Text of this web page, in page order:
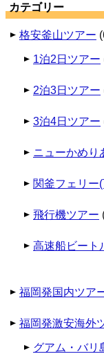
カテゴリー
格安釜山ツアー
1泊2日ツアー
2泊3日ツアー
3泊4日ツアー
ニューかめり
関釜フェリー
飛行機ツアー
高速船ビート
福岡発国内ツア
福岡発激安海外
グアム・バリ